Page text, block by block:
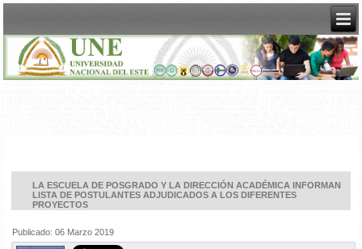
LA ESCUELA DE POSGRADO Y LA DIRECCIÓN ACADÉMICA INFORMAN
LISTA DE POSTULANTES ADJUDICADOS A LOS DIFERENTES
PROYECTOS
Publicado: 06 Marzo 2019